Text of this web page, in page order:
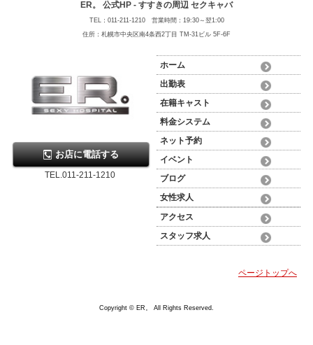
ER。 公式HP - すすきの周辺 セクキャバ
TEL：011-211-1210 営業時間：19:30～翌1:00
住所：札幌市中央区南4条西2丁目 TM-31ビル 5F-6F
お店に電話する
TEL.011-211-1210
ホーム
出勤表
在籍キャスト
料金システム
ネット予約
イベント
ブログ
女性求人
アクセス
スタッフ求人
ページトップへ
Copyright © ER。 All Rights Reserved.